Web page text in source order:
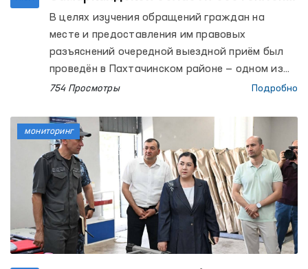
выездной приём
В целях изучения обращений граждан на
месте и предоставления им правовых
разъяснений очередной выездной приём был
проведён в Пахтачинском районе — одном из
отдалённых районов Самаркандской области.
754 Просмотры Подробно
мониторинг